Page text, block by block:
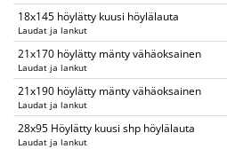
18x145 höylätty kuusi höylälauta
Laudat ja lankut
21x170 höylätty mänty vähäoksainen
Laudat ja lankut
21x190 höylätty mänty vähäoksainen
Laudat ja lankut
28x95 Höylätty kuusi shp höylälauta
Laudat ja lankut